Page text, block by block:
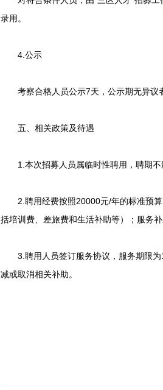
录用。
4.公示
考察合格人员公示7天，公示期无异议
五、相关政策及待遇
1.本次招募人员属临时性聘用，聘期不
2.聘用经费按照20000元/年的标准预算
括培训费、差旅费和生活补助等）；服务补
3.聘用人员签订服务协议，服务期限为1
减或取消相关补助。